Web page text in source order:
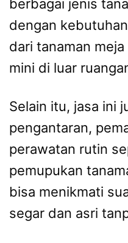
berbagai jenis
dengan
dari tanaman
mini di luar
Selain itu, jasa ini
pengantaran,
perawatan rutin
pemupukan
bisa menikmati
segar dan asri